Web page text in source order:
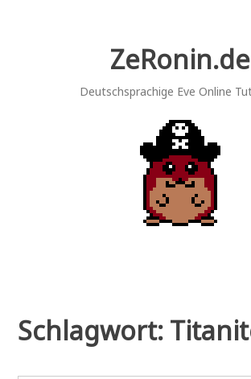
ZeRonin.de
Deutschsprachige Eve Online
Schlagwort: